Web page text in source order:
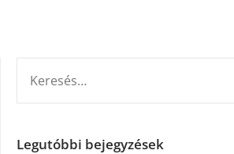
Legutóbbi bejegyzések